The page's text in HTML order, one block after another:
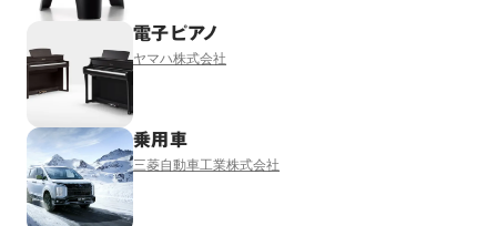
電子ピアノ
ヤマハ株式会社
乗用車
三菱自動車工業株式会社